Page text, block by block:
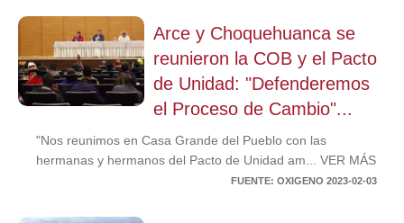
Arce y Choquehuanca se
reunieron la COB y el Pacto
de Unidad: "Defenderemos
el Proceso de Cambio"...
"Nos reunimos en Casa Grande del Pueblo con las
hermanas y hermanos del Pacto de Unidad am... VER MÁS
FUENTE: OXIGENO 2023-02-03